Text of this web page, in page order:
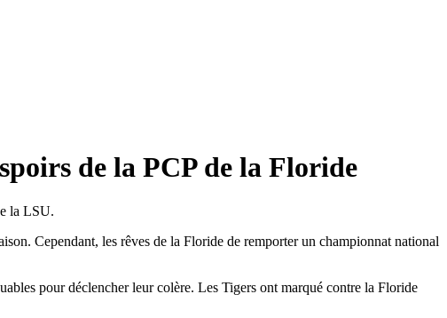
de la PCP de la Floride
la LSU.
Cependant, les rêves de la Floride de remporter un championnat national
pour déclencher leur colère. Les Tigers ont marqué contre la Floride